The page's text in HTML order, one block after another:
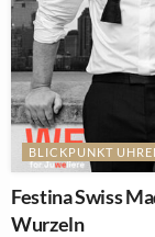
BLICKPUNKT
Festina Swiss
Wurzeln